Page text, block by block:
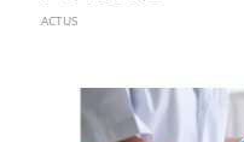
ACTUS